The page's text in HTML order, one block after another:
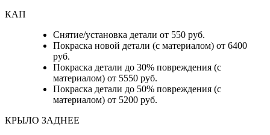
КАП
Снятие/установка детали от 550 руб.
Покраска новой детали (с материалом) от 6400
руб.
Покраска детали до 30% повреждения (с
материалом) от 5550 руб.
Покраска детали до 50% повреждения (с
материалом) от 5200 руб.
КРЫЛО ЗАДНЕЕ